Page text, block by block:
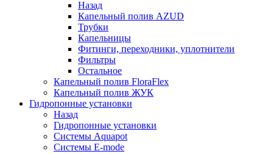
Назад
Капельный полив AZUD
Трубки
Капельницы
Фитинги, переходники, уплотнители
Фильтры
Остальное
Капельный полив FloraFlex
Капельный полив ЖУК
Гидропонные установки
Назад
Гидропонные установки
Системы Aquapot
Системы E-mode